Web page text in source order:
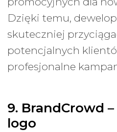
Dzięki temu,
skuteczniej
potencjalnych
profesjonalne
9. BrandCrowd
logo